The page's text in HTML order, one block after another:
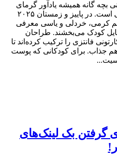
بچه گانه همیشه یادآور گرمای
دل‌انگیز و لطافت دوران کودکی است. در پاییز و زمستان ۲۰۲۵
کرمی، خردلی و یاسی معرفی
کودک می‌بخشند. طراحان
فانتزی را ترکیب کرده‌اند تا
هم جذاب. برای کودکانی که پوست
گرفتن بک لینک‌های